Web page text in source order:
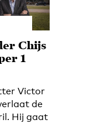
Chijs
1
Victor
de
Hij gaat